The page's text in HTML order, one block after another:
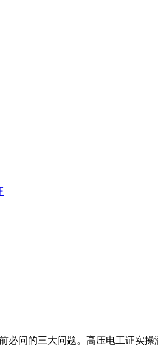
的三大问题。高压电工证实操